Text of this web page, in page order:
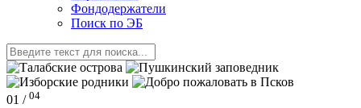
Фондодержатели
Поиск по ЭБ
01 / 04